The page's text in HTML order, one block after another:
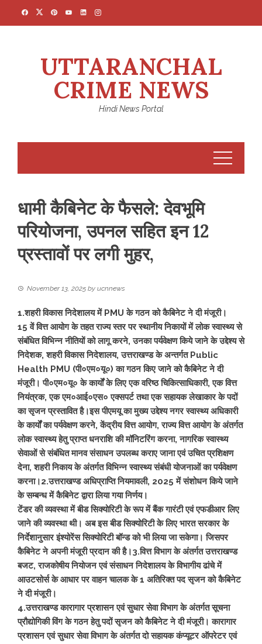
UTTARANCHAL
CRIME NEWS
Hindi News Portal
धामी कैबिनेट के फैसले: देवभूमि
परियोजना, उपनल सहित इन 12
प्रस्तावों पर लगी मुहर,
November 13, 2025 by ucnnews
1.शहरी विकास निदेशालय में PMU के गठन को कैबिनेट ने दी मंजूरी।
15 वें वित्त आयोग के तहत राज्य स्तर पर स्थानीय निकायों में लोक स्वास्थ्य से
संबंधित विभिन्न नीतियों को लागू करने, उनका पर्यवेक्षण किये जाने के उद्देश्य से
निदेशक, शहरी विकास निदेशालय, उत्तराखण्ड के अन्तर्गत Public
Health PMU (पी०एम०यू०) का गठन किए जाने को कैबिनेट ने दी
मंजूरी। पी०एम०यू० के कार्यों के लिए एक वरिष्ठ चिकित्साधिकारी, एक वित्त
नियंत्रक, एक एम०आई०एस० एक्सपर्ट तथा एक सहायक लेखाकार के पदों
का सृजन प्रस्तावित है।इस पीएमयू का मुख्य उद्देश्य नगर स्वास्थ्य अधिकारी
के कार्यों का पर्यवेक्षण करने, केंद्रीय वित्त आयोग, राज्य वित्त आयोग के अंतर्गत
लोक स्वास्थ्य हेतु प्राप्त धनराशि की मॉनिटरिंग करना, नागरिक स्वास्थ्य
सेवाओं से संबंधित मानव संसाधन उपलब्ध कराए जाना एवं उचित प्रशिक्षण
देना, शहरी निकाय के अंतर्गत विभिन्न स्वास्थ्य संबंधी योजनाओं का पर्यवेक्षण
करना।2.उत्तराखण्ड अधिप्राप्ति नियमावली, 2025 में संशोधन किये जाने
के सम्बन्ध में कैबिनेट द्वारा लिया गया निर्णय।
टेंडर की व्यवस्था में बीड सिक्योरिटी के रूप में बैंक गारंटी एवं एफडीआर लिए
जाने की व्यवस्था थी। अब इस बीड सिक्योरिटी के लिए भारत सरकार के
निर्देशानुसार इंश्योरेंस सिक्योरिटी बॉन्ड को भी लिया जा सकेगा। जिसपर
कैबिनेट ने अपनी मंजूरी प्रदान की है।3.वित्त विभाग के अंतर्गत उत्तराखण्ड
बजट, राजकोषीय नियोजन एवं संसाधन निदेशालय के विभागीय ढांचे में
आउटसोर्स के आधार पर वाहन चालक के 1 अतिरिक्त पद सृजन को कैबिनेट
ने दी मंजूरी।
4.उत्तराखण्ड कारागार प्रशासन एवं सुधार सेवा विभाग के अंतर्गत सूचना
प्रौद्योगिकी विंग के गठन हेतु पदों सृजन को कैबिनेट ने दी मंजूरी। कारागार
प्रशासन एवं सुधार सेवा विभाग के अंतर्गत दो सहायक कंप्यूटर ऑपरेटर एवं